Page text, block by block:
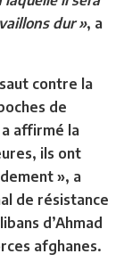
dur », a
contre la
de
affirmé la
ils ont
», a
de résistance
d’Ahmad
afghanes.